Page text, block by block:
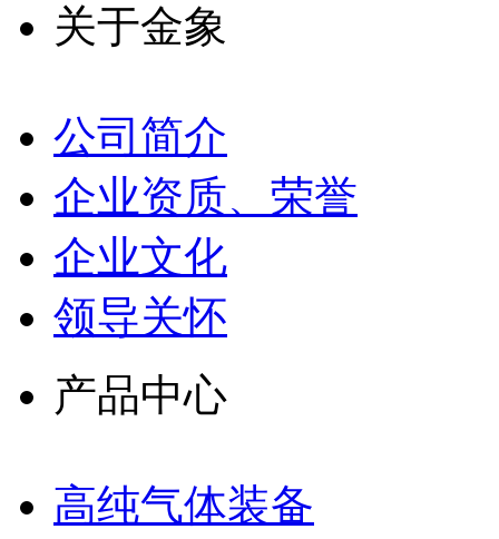
关于金象
公司简介
企业资质、荣誉
企业文化
领导关怀
产品中心
高纯气体装备